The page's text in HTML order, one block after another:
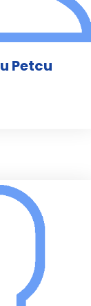
Petcu